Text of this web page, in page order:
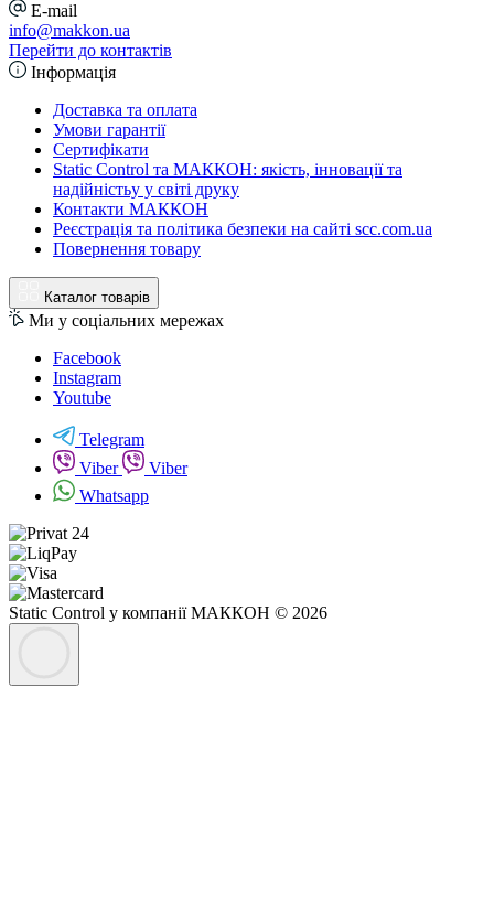
E-mail
info@makkon.ua
Перейти до контактів
Інформація
Доставка та оплата
Умови гарантії
Сертифікати
Static Control та МАККОН: якість, інновації та
надійністьу у світі друку
Контакти МАККОН
Реєстрація та політика безпеки на сайті scc.com.ua
Повернення товару
Каталог товарів
Ми у соціальних мережах
Facebook
Instagram
Youtube
Telegram
Viber
Viber
Whatsapp
Static Control у компанії МАККОН © 2026